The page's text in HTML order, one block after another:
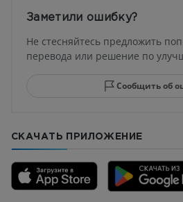
Заметили ошибку?
Не стесняйтесь предложить
перевода или решение по
Сообщить об
СКАЧАТЬ ПРИЛОЖЕНИЕ